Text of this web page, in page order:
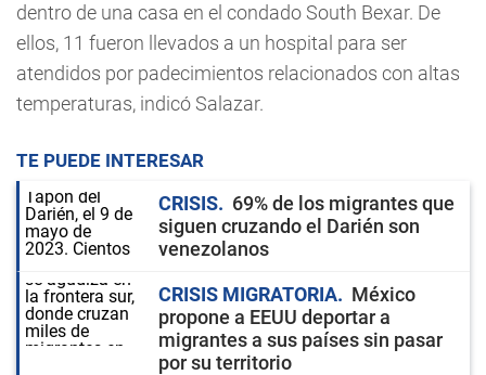
dentro de una casa en el condado South Bexar. De
ellos, 11 fueron llevados a un hospital para ser
atendidos por padecimientos relacionados con altas
temperaturas, indicó Salazar.
TE PUEDE INTERESAR
CRISIS
69% de los migrantes que
siguen cruzando el Darién son
venezolanos
CRISIS MIGRATORIA
México
propone a EEUU deportar a
migrantes a sus países sin pasar
por su territorio